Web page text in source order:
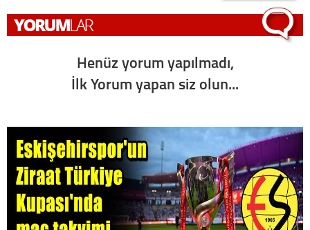
Henüz yorum yapılmadı,
İlk Yorum yapan siz olun...